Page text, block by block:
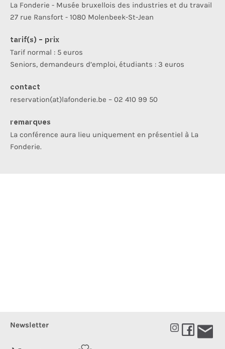
La Fonderie - Musée bruxellois des industries et du travail
27 rue Ransfort - 1080 Molenbeek-St-Jean
tarif(s) - prix
Tarif normal : 5 euros
Seniors, demandeurs d’emploi, étudiants : 3 euros
contact
reservation(at)lafonderie.be – 02 410 99 50
remarques
La conférence aura lieu uniquement en présentiel à La
Fonderie.
Newsletter